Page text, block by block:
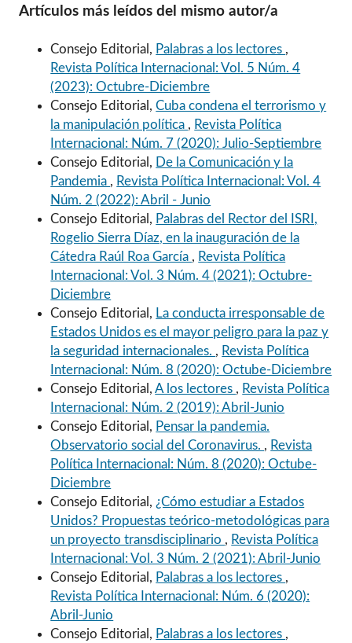
Artículos más leídos del mismo autor/a
Consejo Editorial, Palabras a los lectores ,
Revista Política Internacional: Vol. 5 Núm. 4
(2023): Octubre-Diciembre
Consejo Editorial,Cuba condena el terrorismo y
la manipulación política , Revista Política
Internacional: Núm. 7 (2020): Julio-Septiembre
Consejo Editorial, De la Comunicación y la
Pandemia , Revista Política Internacional: Vol. 4
Núm. 2 (2022): Abril - Junio
Consejo Editorial, Palabras del Rector del ISRI,
Rogelio Sierra Díaz, en la inauguración de la
Cátedra Raúl Roa García , Revista Política
Internacional: Vol. 3 Núm. 4 (2021): Octubre-
Diciembre
Consejo Editorial, La conducta irresponsable de
Estados Unidos es el mayor peligro para la paz y
la seguridad internacionales. , Revista Política
Internacional: Núm. 8 (2020): Octube-Diciembre
Consejo Editorial,A los lectores , Revista Política
Internacional: Núm. 2 (2019): Abril-Junio
Consejo Editorial, Pensar la pandemia.
Observatorio social del Coronavirus. , Revista
Política Internacional: Núm. 8 (2020): Octube-
Diciembre
Consejo Editorial, ¿Cómo estudiar a Estados
Unidos? Propuestas teórico-metodológicas para
un proyecto transdisciplinario , Revista Política
Internacional: Vol. 3 Núm. 2 (2021): Abril-Junio
Consejo Editorial, Palabras a los lectores ,
Revista Política Internacional: Núm. 6 (2020):
Abril-Junio
Consejo Editorial, Palabras a los lectores ,